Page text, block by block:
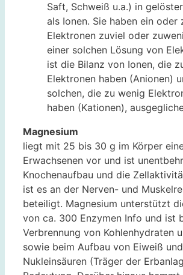
Saft, Schweiß u.a.) in
als Ionen. Sie haben ein oder
Elektronen zuviel oder
einer solchen Lösung von
ist die Bilanz von Ionen, die
Elektronen haben (Anionen)
solchen, die zu wenig
haben (Kationen),
Magnesium
liegt mit 25 bis 30 g im Körper
Erwachsenen vor und ist
Knochenaufbau und die
ist es an der Nerven- und
beteiligt. Magnesium unterstützt
von ca. 300 Enzymen Info und ist
Verbrennung von Kohlenhydraten
sowie beim Aufbau von Eiweiß und
Nukleinsäuren (Träger der